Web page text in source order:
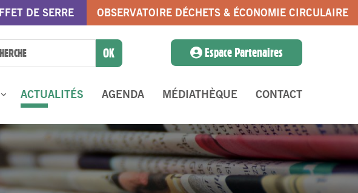
DE SERRE OBSERVATOIRE DÉCHETS & ÉCONOMIE CIRCULAIRE
Espace Partenaires
ACTUALITÉS AGENDA MÉDIATHÈQUE CONTACT